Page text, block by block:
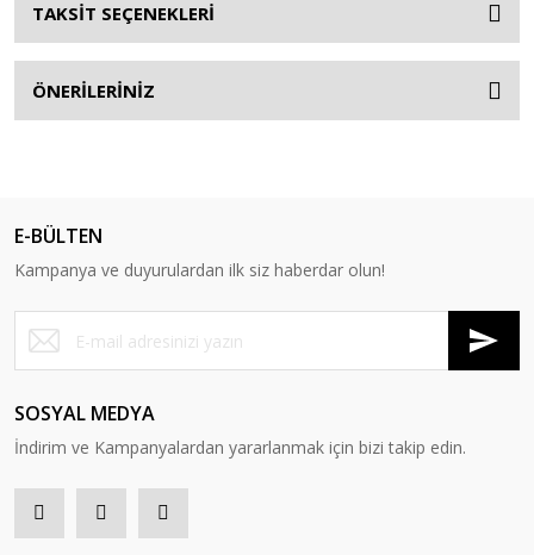
TAKSİT SEÇENEKLERİ
ÖNERİLERİNİZ
E-BÜLTEN
Kampanya ve duyurulardan ilk siz haberdar olun!
SOSYAL MEDYA
İndirim ve Kampanyalardan yararlanmak için bizi takip edin.